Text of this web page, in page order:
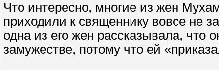
Что интересно, многие из жен
приходили к священнику вовсе не
одна из его жен рассказывала, что
замужестве, потому что ей